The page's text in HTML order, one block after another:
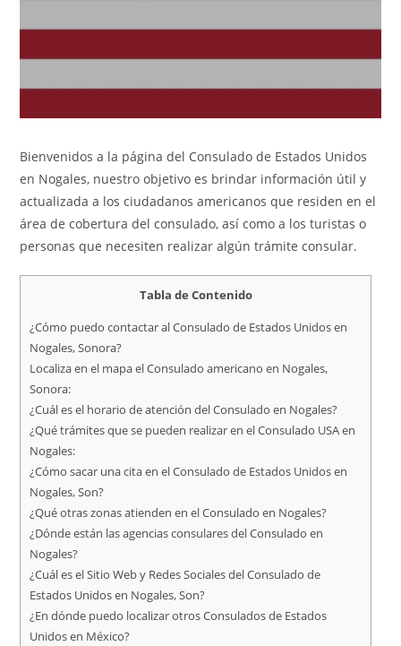
Bienvenidos a la página del Consulado de Estados Unidos
en Nogales, nuestro objetivo es brindar información útil y
actualizada a los ciudadanos americanos que residen en el
área de cobertura del consulado, así como a los turistas o
personas que necesiten realizar algún trámite consular.
Tabla de Contenido
¿Cómo puedo contactar al Consulado de Estados Unidos en
Nogales, Sonora?
Localiza en el mapa el Consulado americano en Nogales,
Sonora:
¿Cuál es el horario de atención del Consulado en Nogales?
¿Qué trámites que se pueden realizar en el Consulado USA en
Nogales:
¿Cómo sacar una cita en el Consulado de Estados Unidos en
Nogales, Son?
¿Qué otras zonas atienden en el Consulado en Nogales?
¿Dónde están las agencias consulares del Consulado en
Nogales?
¿Cuál es el Sitio Web y Redes Sociales del Consulado de
Estados Unidos en Nogales, Son?
¿En dónde puedo localizar otros Consulados de Estados
Unidos en México?